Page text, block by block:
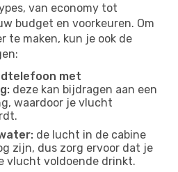
van economy tot
budget en voorkeuren. Om
te maken, kun je ook de
met
deze kan bijdragen aan een
waardoor je vlucht
de lucht in de cabine
zijn, dus zorg ervoor dat je
vlucht voldoende drinkt.